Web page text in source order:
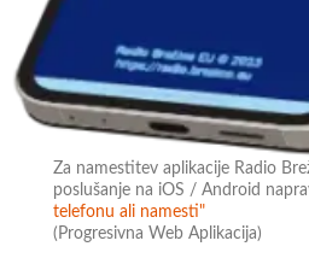
Za namestitev aplikacije Radio
poslušanje na iOS / Android
telefonu ali namesti"
(Progresivna Web Aplikacija)